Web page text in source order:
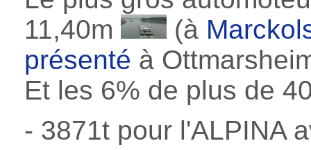
11,40m
(à
présenté à
Et les 6% de plus de
- 3871t pour l'ALPINA